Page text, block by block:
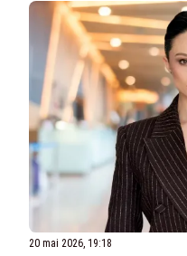
20 mai 2026, 19:18